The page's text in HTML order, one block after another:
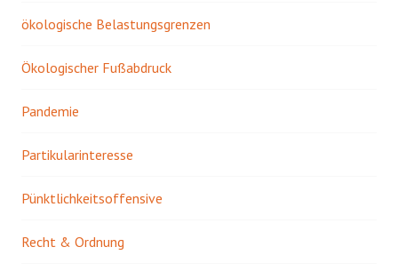
ökologische Belastungsgrenzen
Ökologischer Fußabdruck
Pandemie
Partikularinteresse
Pünktlichkeitsoffensive
Recht & Ordnung